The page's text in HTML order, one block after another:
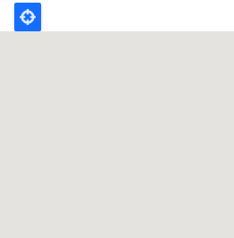
Poligono
GEO